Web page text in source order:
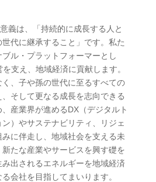
義は、「持続的に成長する人と
代に継承すること」です。私た
ル・プラットフォーマーとし
を支え、地域経済に貢献します。
、子や孫の世代に至るすべての
そして更なる成長を志向できる
産業界が進めるDX（デジタルト
）やサステナビリティ、リジェ
に伴走し、地域社会を支える未
たな産業やサービスを興す礎を
出されるエネルギーを地域経済
会社を目指してまいります。